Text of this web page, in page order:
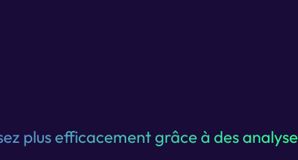
plus efficacement grâce à des